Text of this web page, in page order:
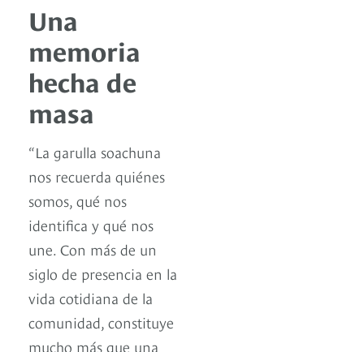
Una
memoria
hecha de
masa
“La garulla soachuna
nos recuerda quiénes
somos, qué nos
identifica y qué nos
une. Con más de un
siglo de presencia en la
vida cotidiana de la
comunidad, constituye
mucho más que una